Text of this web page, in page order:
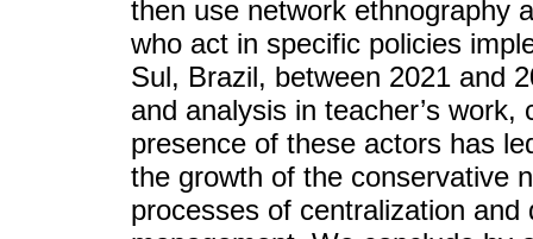
then use network ethnography
who act in specific policies
Sul, Brazil, between 2021 and
and analysis in teacher’s
presence of these actors has
the growth of the conservative
processes of centralization